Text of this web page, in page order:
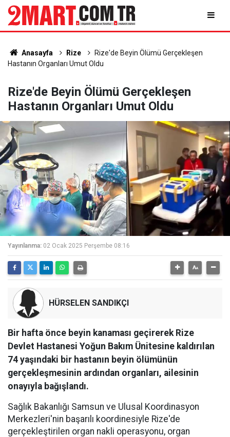
Anasayfa Rize
Rize'de Beyin Ölümü Gerçekleşen
Hastanın Organları Umut Oldu
Rize'de Beyin Ölümü Gerçekleşen
Hastanın Organları Umut Oldu
Yayınlanma: 02 Ocak 2025 Perşembe 08:16
HÜRSELEN SANDIKÇI
Bir hafta önce beyin kanaması geçirerek Rize
Devlet Hastanesi Yoğun Bakım Ünitesine kaldırılan
74 yaşındaki bir hastanın beyin ölümünün
gerçekleşmesinin ardından organları, ailesinin
onayıyla bağışlandı.
Sağlık Bakanlığı Samsun ve Ulusal Koordinasyon
Merkezleri'nin başarılı koordinesiyle Rize'de
gerçekleştirilen organ nakli operasyonu, organ